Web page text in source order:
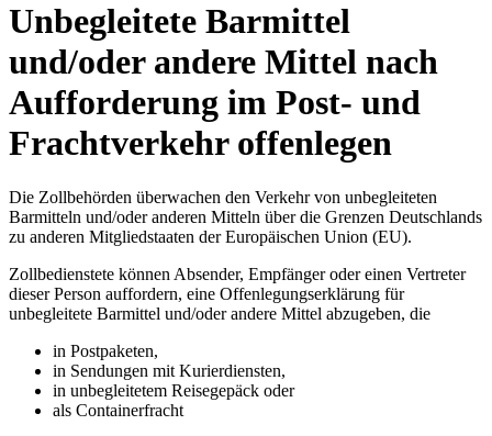
Unbegleitete Barmittel
und/oder andere Mittel nach
Aufforderung im Post- und
Frachtverkehr offenlegen
Die Zollbehörden überwachen den Verkehr von unbegleiteten
Barmitteln und/oder anderen Mitteln über die Grenzen Deutschlands
zu anderen Mitgliedstaaten der Europäischen Union (EU).
Zollbedienstete können Absender, Empfänger oder einen Vertreter
dieser Person auffordern, eine Offenlegungserklärung für
unbegleitete Barmittel und/oder andere Mittel abzugeben, die
in Postpaketen,
in Sendungen mit Kurierdiensten,
in unbegleitetem Reisegepäck oder
als Containerfracht